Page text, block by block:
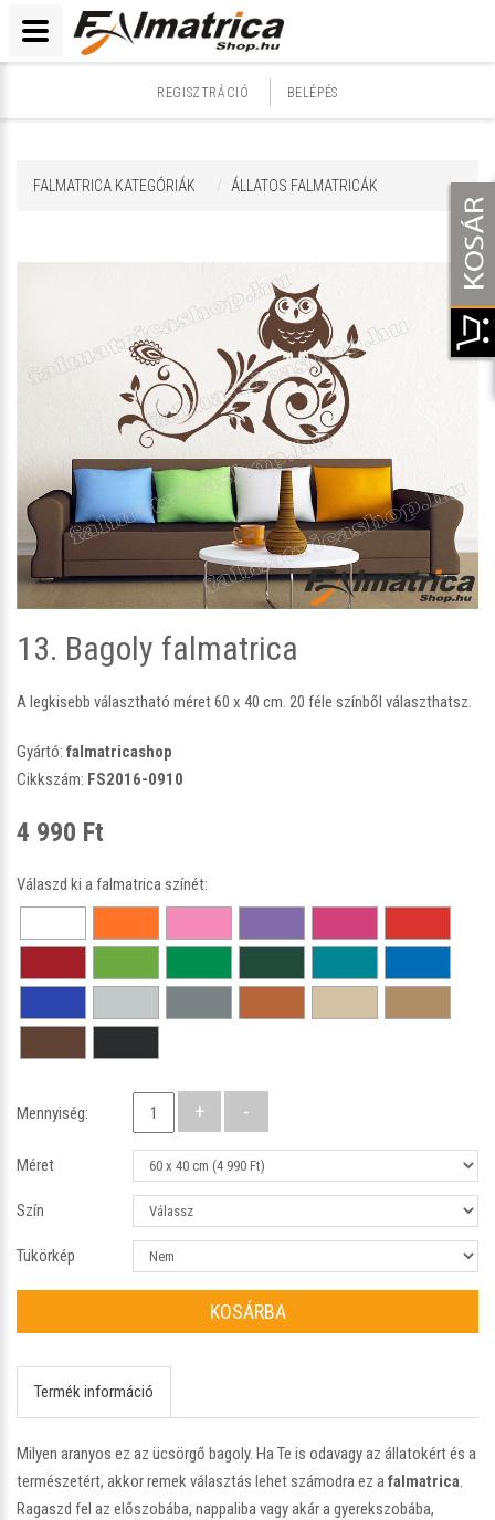
REGISZTRÁCIÓ BELÉPÉS
FALMATRICA KATEGÓRIÁK ÁLLATOS FALMATRICÁK
13. Bagoly falmatrica
A legkisebb választható méret 60 x 40 cm. 20 féle színből választhatsz.
Gyártó: falmatricashop
Cikkszám: FS2016-0910
4 990 Ft
Válaszd ki a falmatrica színét:
Mennyiség:
Méret
Szín
Tükörkép
KOSÁRBA
Termék információ
Milyen aranyos ez az ücsörgő bagoly. Ha Te is odavagy az állatokért és a
természetért, akkor remek választás lehet számodra ez a falmatrica
Ragaszd fel az előszobába, nappaliba vagy akár a gyerekszobába,